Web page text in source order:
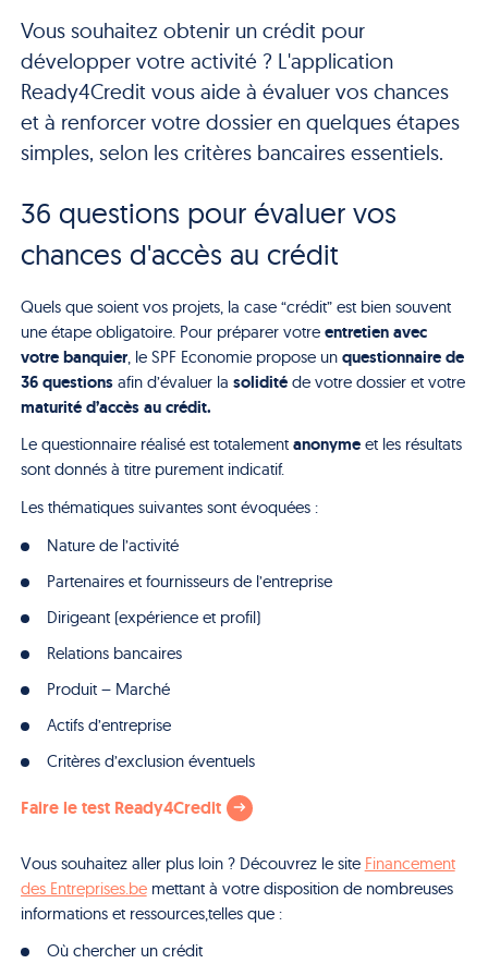
Vous souhaitez obtenir un crédit pour
développer votre activité ? L'application
Ready4Credit vous aide à évaluer vos chances
et à renforcer votre dossier en quelques étapes
simples, selon les critères bancaires essentiels.
36 questions pour évaluer vos
chances d'accès au crédit
Quels que soient vos projets, la case “crédit” est bien souvent
une étape obligatoire. Pour préparer votre entretien avec
votre banquier, le SPF Economie propose un questionnaire de
36 questionsafin d’évaluer la soliditéde votre dossier et votre
maturité d’accès au crédit.
Le questionnaire réalisé est totalement anonymeet les résultats
sont donnés à titre purement indicatif.
Les thématiques suivantes sont évoquées :
Nature de l’activité
Partenaires et fournisseurs de l’entreprise
Dirigeant (expérience et profil)
Relations bancaires
Produit – Marché
Actifs d’entreprise
Critères d’exclusion éventuels
Faire le test Ready4Credit
Vous souhaitez aller plus loin ? Découvrez le site Financement
des Entreprises.bemettant à votre disposition de nombreuses
informations et ressources,telles que :
Où chercher un crédit